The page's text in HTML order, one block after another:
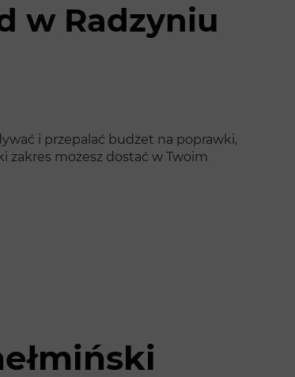
w Radzyniu
i przepalać budżet na poprawki,
zakres możesz dostać w Twoim